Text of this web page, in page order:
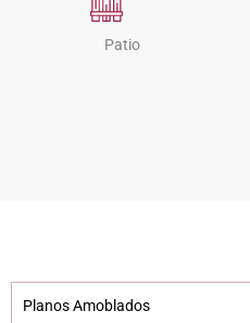
Patio
Planos Amoblados